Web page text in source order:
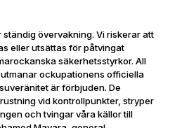
ständig övervakning. Vi riskerar att
eller utsättas för påtvingat
säkerhetsstyrkor. All
ockupationens officiella
är förbjuden. De
vid kontrollpunkter, stryper
och tvingar våra källor till